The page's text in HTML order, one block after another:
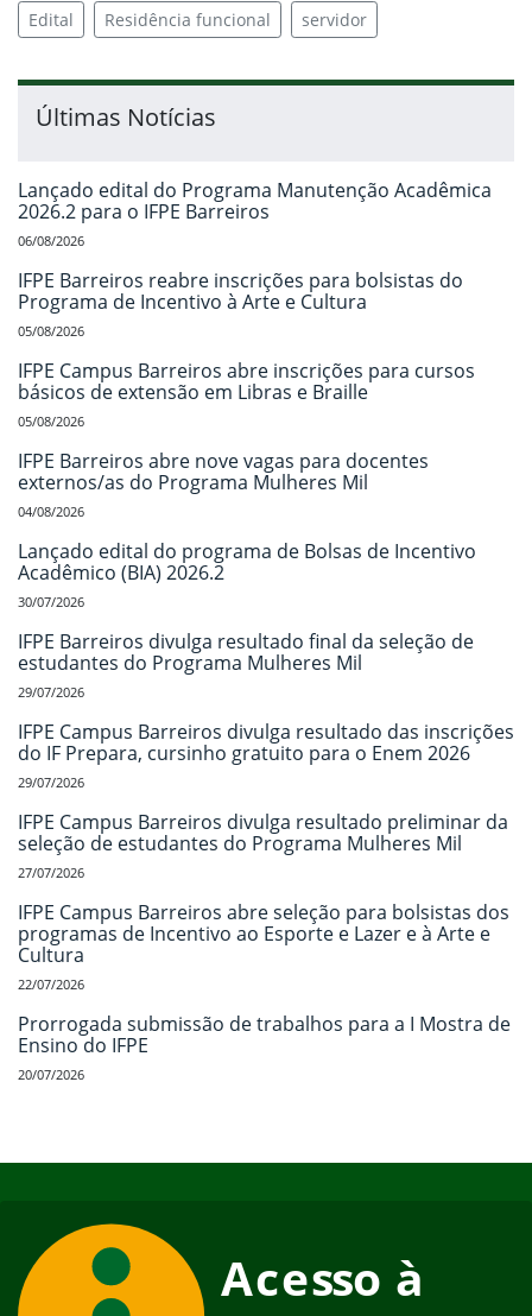
Edital Residência funcional servidor
Últimas Notícias
Lançado edital do Programa Manutenção Acadêmica
2026.2 para o IFPE Barreiros
06/08/2026
IFPE Barreiros reabre inscrições para bolsistas do
Programa de Incentivo à Arte e Cultura
05/08/2026
IFPE Campus Barreiros abre inscrições para cursos
básicos de extensão em Libras e Braille
05/08/2026
IFPE Barreiros abre nove vagas para docentes
externos/as do Programa Mulheres Mil
04/08/2026
Lançado edital do programa de Bolsas de Incentivo
Acadêmico (BIA) 2026.2
30/07/2026
IFPE Barreiros divulga resultado final da seleção de
estudantes do Programa Mulheres Mil
29/07/2026
IFPE Campus Barreiros divulga resultado das inscrições
do IF Prepara, cursinho gratuito para o Enem 2026
29/07/2026
IFPE Campus Barreiros divulga resultado preliminar da
seleção de estudantes do Programa Mulheres Mil
27/07/2026
IFPE Campus Barreiros abre seleção para bolsistas dos
programas de Incentivo ao Esporte e Lazer e à Arte e
Cultura
22/07/2026
Prorrogada submissão de trabalhos para a I Mostra de
Ensino do IFPE
20/07/2026